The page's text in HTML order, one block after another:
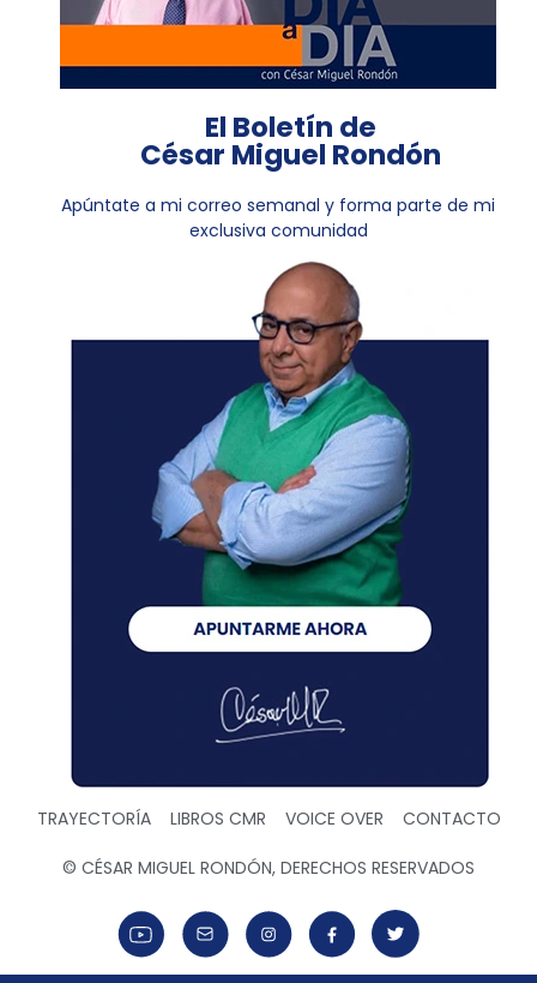
El Boletín de
César Miguel Rondón
Apúntate a mi correo semanal y forma parte de mi
exclusiva comunidad
TRAYECTORÍA LIBROS CMR VOICE OVER CONTACTO
© CÉSAR MIGUEL RONDÓN, DERECHOS RESERVADOS